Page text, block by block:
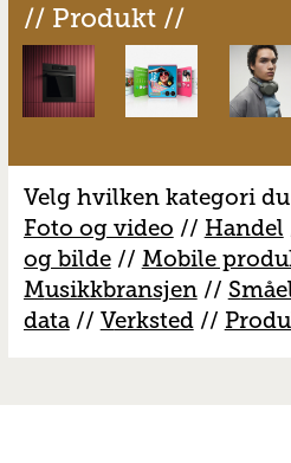
// Produkt //
Velg hvilken kategori
Foto og video // Handel
og bilde// Mobile
Musikkbransjen// S
data// Verksted//